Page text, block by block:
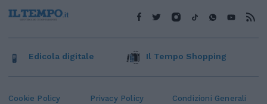
Cookie Policy Privacy Policy Condizioni Generali
Edicola digitale Il Tempo Shopping